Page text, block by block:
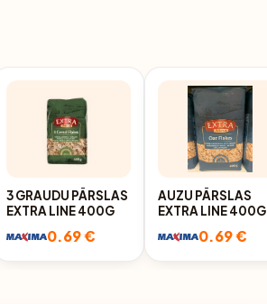
3 GRAUDU PĀRSLAS
EXTRA LINE 400G
0.69 €
AUZU PĀRSLAS
EXTRA LINE 400G
0.69 €